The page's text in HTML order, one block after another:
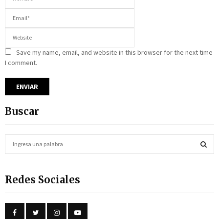
Save my name, email, and website in this browser for the next time
I comment.
Buscar
c
f
Redes Sociales